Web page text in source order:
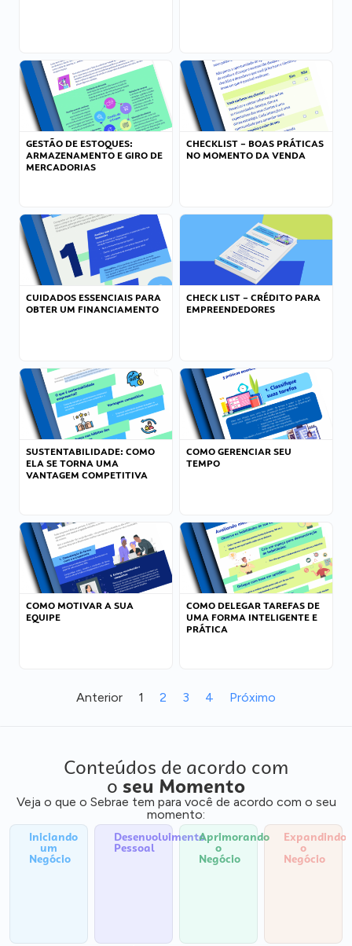
GESTÃO DE ESTOQUES:
ARMAZENAMENTO E GIRO DE
MERCADORIAS
CHECKLIST – BOAS PRÁTICAS
NO MOMENTO DA VENDA
CUIDADOS ESSENCIAIS PARA
OBTER UM FINANCIAMENTO
CHECK LIST – CRÉDITO PARA
EMPREENDEDORES
SUSTENTABILIDADE: COMO
ELA SE TORNA UMA
VANTAGEM COMPETITIVA
COMO GERENCIAR SEU
TEMPO
COMO MOTIVAR A SUA
EQUIPE
COMO DELEGAR TAREFAS DE
UMA FORMA INTELIGENTE E
PRÁTICA
Anterior 1 2 3 4 Próximo
Conteúdos de acordo com
o seu Momento
Veja o que o Sebrae tem para você de acordo com o seu
momento:
Iniciando
um
Negócio
Desenvolvimento
Pessoal
Aprimorando
o
Negócio
Expandindo
o
Negócio